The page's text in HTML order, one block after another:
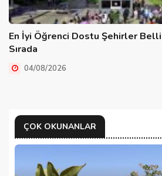
En İyi Öğrenci Dostu Şehirler
Sırada
04/08/2026
ÇOK OKUNANLAR